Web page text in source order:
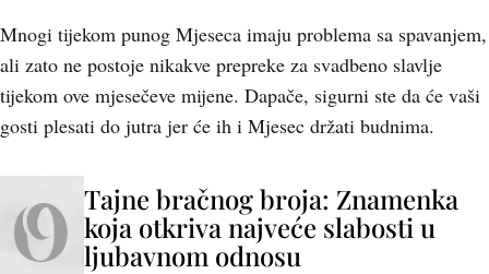
Mnogi tijekom punog Mjeseca imaju problema sa spavanjem,
ali zato ne postoje nikakve prepreke za svadbeno slavlje
tijekom ove mjesečeve mijene. Dapače, sigurni ste da će vaši
gosti plesati do jutra jer će ih i Mjesec držati budnima.
Tajne bračnog broja: Znamenka
koja otkriva najveće slabosti u
ljubavnom odnosu